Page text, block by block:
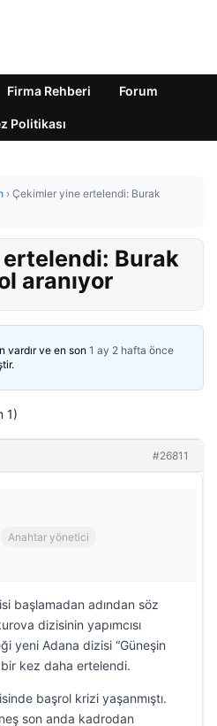
Firma Rehberi Forum
Politikası
› Çekimler yine ertelendi: Burak
Burak
aranıyor
vardır ve en son 1 ay 2 hafta önce
1)
#26811
Anahtar yönetici
başlamadan adından söz
dizisinin yapımcısı
yeni Adana dizisi “Güneşin
kez daha ertelendi.
başrol krizi yaşanmıştı.
son anda kadrodan